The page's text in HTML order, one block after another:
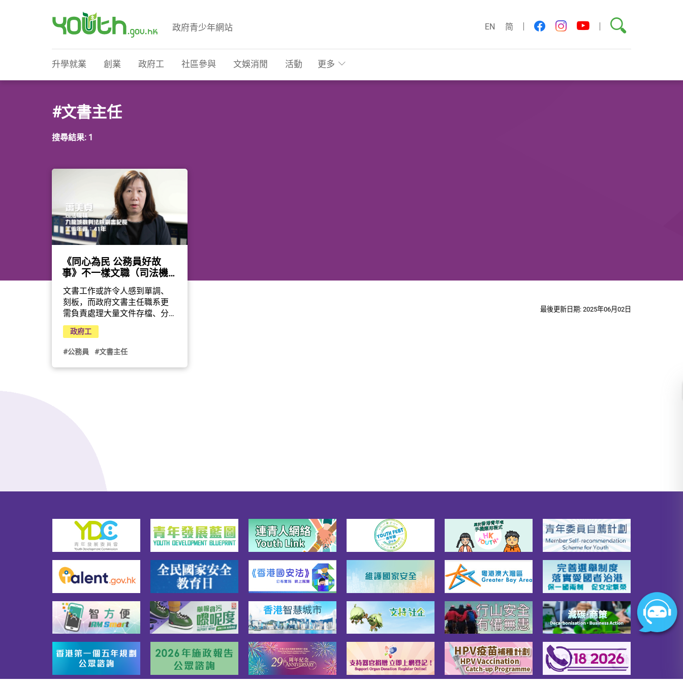
政府青少年網站 EN 简 facebookinstagram
youtube
搜尋
升學就業 創業 政府工 社區參與 文娛消閒 活動 更多
#文書主任
搜尋結果: 1
《同心為民 公務員好故
事》不一樣文職（司法機
構）
文書工作或許令人感到單調、
刻板，而政府文書主任職系更
需負責處理大量文件存檔、分
類和整理，確保資料的準確性
和可存取性，是政府機構能暢
順運作的重要角色。現職九龍
城裁判法院副書記長的蕭美
貞，服務市民超過40年，曾調
政府工
#公務員 #文書主任
最後更新日期: 2025年06月02日